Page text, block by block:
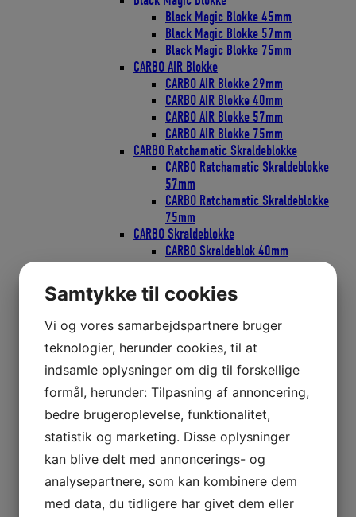
Black Magic Blokke 45mm
Black Magic Blokke 57mm
Black Magic Blokke 75mm
CARBO AIR Blokke
CARBO AIR Blokke 29mm
CARBO AIR Blokke 40mm
CARBO AIR Blokke 57mm
CARBO AIR Blokke 75mm
CARBO Ratchamatic Skraldeblokke
CARBO Ratchamatic Skraldeblokke
57mm
CARBO Ratchamatic Skraldeblokke
75mm
CARBO Skraldeblokke
CARBO Skraldeblok 40mm
CARBO Skraldeblok 75mm
Classic Blokke
Bullet Classic Blokke 29mm
Bullet Classic Blokke 38mm
Bullet Classic Blokke 57mm
Element Blokke
Element Blokke 45mm
Element Blokke 60mm
Element Blokke 80mm
ESP Cruising Blokke
ESP Cruising 40mm
ESP Cruising 57mm
ESP Cruising 75mm
Flip-Flop Blokke
Samtykke til cookies
Vi og vores samarbejdspartnere bruger
teknologier, herunder cookies, til at
indsamle oplysninger om dig til forskellige
formål, herunder: Tilpasning af annoncering,
bedre brugeroplevelse, funktionalitet,
statistik og marketing. Disse oplysninger
kan blive delt med annoncerings- og
analysepartnere, som kan kombinere dem
med data, du tidligere har givet dem eller